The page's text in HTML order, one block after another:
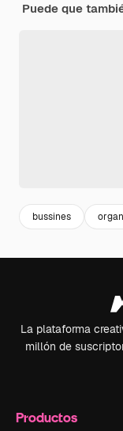
Puede que
bussines
La plataforma
millón de
Productos